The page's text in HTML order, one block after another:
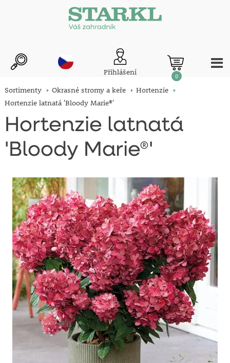
Přihlášení 0
Sortimenty Okrasné stromy a keře
Hortenzie
Hortenzie latnatá 'Bloody Marie®'
Hortenzie latnatá
'Bloody Marie®'